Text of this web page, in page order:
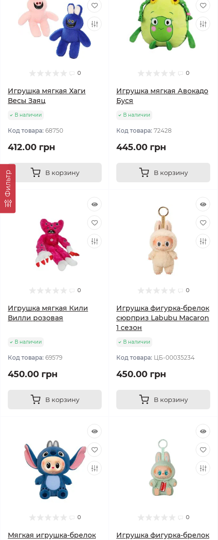
Фильтр
0
Игрушка мягкая Хаги
Весы Заяц
В наличии
Код товара: 68750
412.00 грн
В корзину
0
Игрушка мягкая Авокадо
Буся
В наличии
Код товара: 72428
445.00 грн
В корзину
0
Игрушка мягкая Кили
Вилли розовая
В наличии
Код товара: 69579
450.00 грн
В корзину
0
Игрушка фигурка-брелок
сюрприз Labubu Macaron
1 сезон
В наличии
Код товара: ЦБ-00035234
450.00 грн
В корзину
0
Мягкая игрушка-брелок
0
Игрушка фигурка-брелок